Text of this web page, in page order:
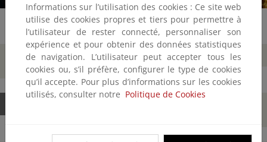
Datos
básicos
Historia Socioeconomía
Informations sur l’utilisation des cookies : Ce site web
utilise des cookies propres et tiers pour permettre à
l’utilisateur de rester connecté, personnaliser son
expérience et pour obtenir des données statistiques
de navigation. L’utilisateur peut accepter tous les
cookies ou, s’il préfère, configurer le type de cookies
qu’il accepte. Pour plus d’informations sur les cookies
utilisés, consulter notre Politique de Cookies